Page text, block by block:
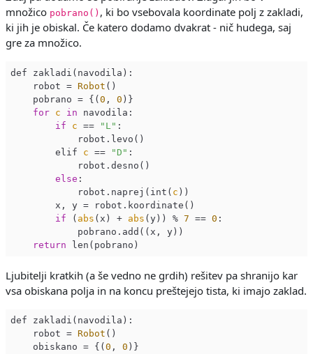
množico pobrano() , ki bo vsebovala koordinate polj z zakladi,
ki jih je obiskal. Če katero dodamo dvakrat - nič hudega, saj
gre za množico.
def zakladi(navodila):
    robot =
Robot ()
    pobrano = {(
0 , 0 )}
for
c in navodila:
if
c == "L" :
            robot.levo()
        elif
c == "D" :
            robot.desno()
else :
            robot.naprej(int(
c ))
        x, y = robot.koordinate()
if ( abs (x) + abs (y)) % 7 == 0 :
            pobrano.add((x, y))
return
Ljubitelji kratkih (a še vedno ne grdih) rešitev pa shranijo kar
vsa obiskana polja in na koncu preštejejo tista, ki imajo zaklad.
def zakladi(navodila):
    robot =
Robot ()
    obiskano = {(
0 , 0 )}